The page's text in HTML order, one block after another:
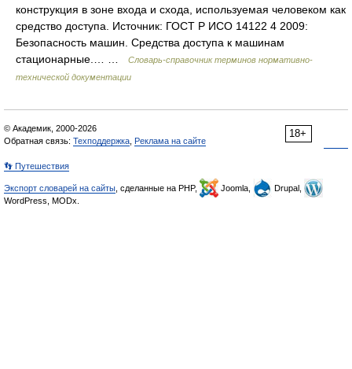
конструкция в зоне входа и схода, используемая человеком как
средство доступа. Источник: ГОСТ Р ИСО 14122 4 2009:
Безопасность машин. Средства доступа к машинам
стационарные.… …
Словарь-справочник терминов нормативно-
технической документации
18+
© Академик, 2000-2026
Обратная связь: Техподдержка Реклама на сайте
👣 Путешествия
Экспорт словарей на сайты , сделанные на PHP, Joomla,
Drupal,
WordPress, MODx.